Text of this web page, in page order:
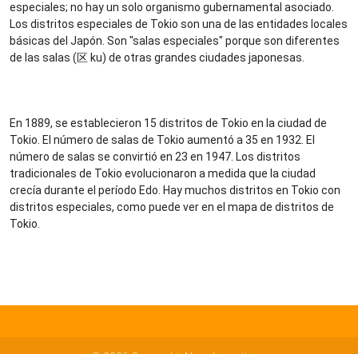
especiales; no hay un solo organismo gubernamental asociado.
Los distritos especiales de Tokio son una de las entidades locales
básicas del Japón. Son "salas especiales" porque son diferentes
de las salas (区 ku) de otras grandes ciudades japonesas.
En 1889, se establecieron 15 distritos de Tokio en la ciudad de
Tokio. El número de salas de Tokio aumentó a 35 en 1932. El
número de salas se convirtió en 23 en 1947. Los distritos
tradicionales de Tokio evolucionaron a medida que la ciudad
crecía durante el período Edo. Hay muchos distritos en Tokio con
distritos especiales, como puede ver en el mapa de distritos de
Tokio.